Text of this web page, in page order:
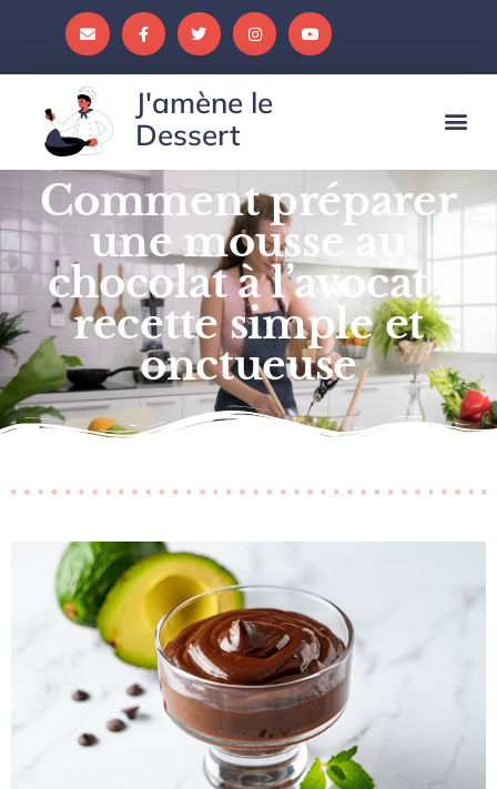
J'amène le
Dessert
Comment préparer
une mousse au
chocolat à l’avocat :
recette simple et
onctueuse